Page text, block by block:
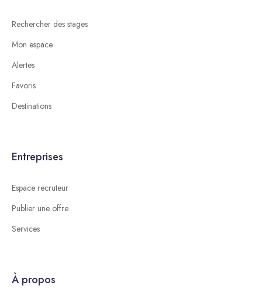
Rechercher des stages
Mon espace
Alertes
Favoris
Destinations
Entreprises
Espace recruteur
Publier une offre
Services
À propos